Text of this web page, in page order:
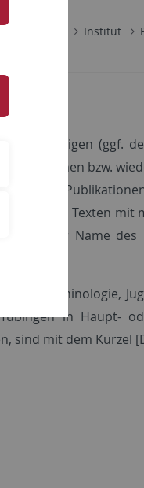
Institut
(ggf.
bzw.
Andere
Bei Texten
ist der Name
für Kriminologie,
in Haupt-
sind mit dem Kürzel